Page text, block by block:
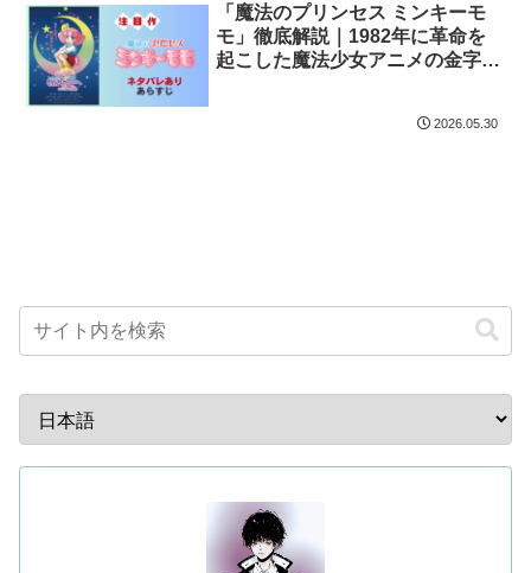
「魔法のプリンセス ミンキーモ
モ」徹底解説｜1982年に革命を
起こした魔法少女アニメの金字塔
2026.05.30